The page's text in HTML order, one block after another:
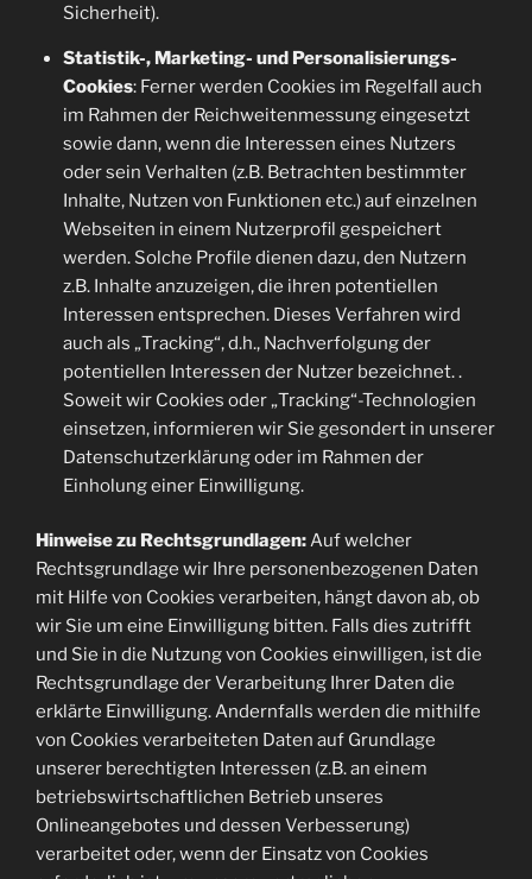
Sicherheit).
Statistik-, Marketing- und Personalisierungs-
Cookies: Ferner werden Cookies im Regelfall auch
im Rahmen der Reichweitenmessung eingesetzt
sowie dann, wenn die Interessen eines Nutzers
oder sein Verhalten (z.B. Betrachten bestimmter
Inhalte, Nutzen von Funktionen etc.) auf einzelnen
Webseiten in einem Nutzerprofil gespeichert
werden. Solche Profile dienen dazu, den Nutzern
z.B. Inhalte anzuzeigen, die ihren potentiellen
Interessen entsprechen. Dieses Verfahren wird
auch als „Tracking“, d.h., Nachverfolgung der
potentiellen Interessen der Nutzer bezeichnet. .
Soweit wir Cookies oder „Tracking“-Technologien
einsetzen, informieren wir Sie gesondert in unserer
Datenschutzerklärung oder im Rahmen der
Einholung einer Einwilligung.
Hinweise zu Rechtsgrundlagen:Auf welcher
Rechtsgrundlage wir Ihre personenbezogenen Daten
mit Hilfe von Cookies verarbeiten, hängt davon ab, ob
wir Sie um eine Einwilligung bitten. Falls dies zutrifft
und Sie in die Nutzung von Cookies einwilligen, ist die
Rechtsgrundlage der Verarbeitung Ihrer Daten die
erklärte Einwilligung. Andernfalls werden die mithilfe
von Cookies verarbeiteten Daten auf Grundlage
unserer berechtigten Interessen (z.B. an einem
betriebswirtschaftlichen Betrieb unseres
Onlineangebotes und dessen Verbesserung)
verarbeitet oder, wenn der Einsatz von Cookies